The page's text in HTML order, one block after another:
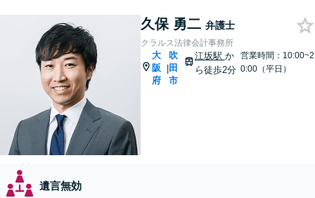
久保 勇二 弁護士
クラルス法律会計事務所
大
阪
府
|
吹
田
市
江坂駅 か
ら徒歩2分
営業時間：10:00~2
0:00（平日）
遺言無効